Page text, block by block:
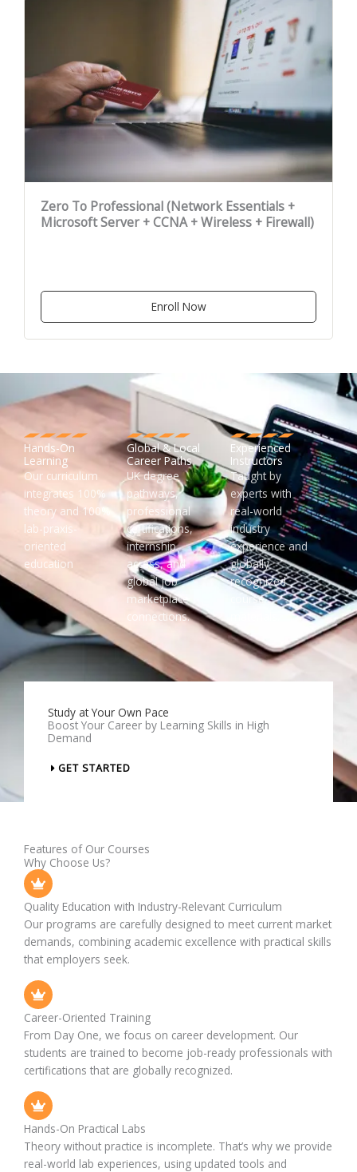
Zero To Professional (Network Essentials +
Microsoft Server + CCNA + Wireless + Firewall)
Enroll Now
Hands-On
Learning
Our curriculum
integrates 100%
theory and 100%
lab-praxis-
oriented
education
Global & Local
Career Paths
UK degree
pathways,
professional
certifications,
internship
access, and
global job
marketplace
connections.
Experienced
Instructors
Taught by
experts with
real-world
industry
experience and
globally
recognized
course
Study at Your Own Pace
Boost Your Career by Learning Skills in High
Demand
GET STARTED
Features of Our Courses
Why Choose Us?
Quality Education with Industry-Relevant Curriculum
Our programs are carefully designed to meet current market
demands, combining academic excellence with practical skills
that employers seek.
Career-Oriented Training
From Day One, we focus on career development. Our
students are trained to become job-ready professionals with
certifications that are globally recognized.
Hands-On Practical Labs
Theory without practice is incomplete. That’s why we provide
real-world lab experiences, using updated tools and